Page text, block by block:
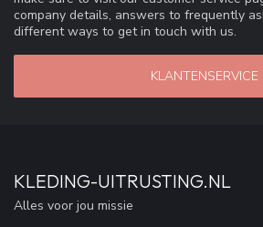
company details, answers to frequently
different ways to get in touch with us.
KLANTENSERVICE
KLEDING-UITRUSTING.NL
Alles voor jou missie